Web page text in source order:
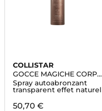
COLLISTAR
GOCCE MAGICHE CORPS
PROGRESSIF
Spray autoabronzant
transparent effet naturel
50,70 €